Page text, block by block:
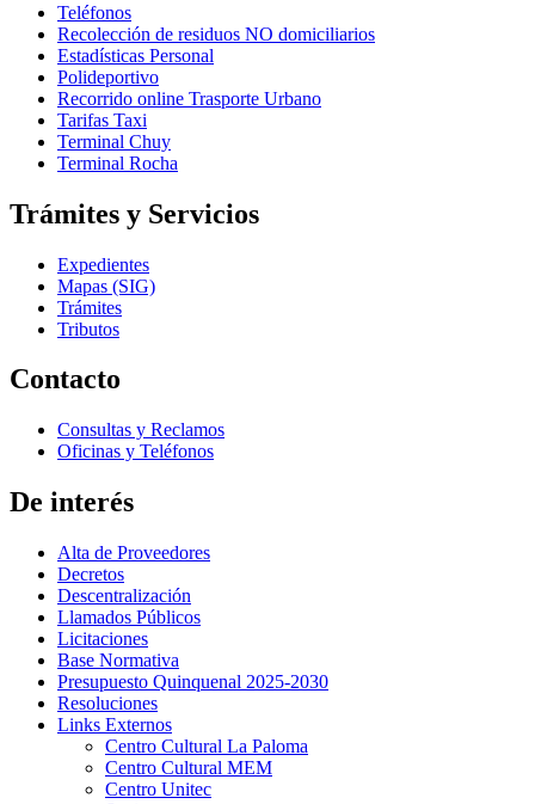
Teléfonos
Recolección de residuos NO domiciliarios
Estadísticas Personal
Polideportivo
Recorrido online Trasporte Urbano
Tarifas Taxi
Terminal Chuy
Terminal Rocha
Trámites y Servicios
Expedientes
Mapas (SIG)
Trámites
Tributos
Contacto
Consultas y Reclamos
Oficinas y Teléfonos
De interés
Alta de Proveedores
Decretos
Descentralización
Llamados Públicos
Licitaciones
Base Normativa
Presupuesto Quinquenal 2025-2030
Resoluciones
Links Externos
Centro Cultural La Paloma
Centro Cultural MEM
Centro Unitec